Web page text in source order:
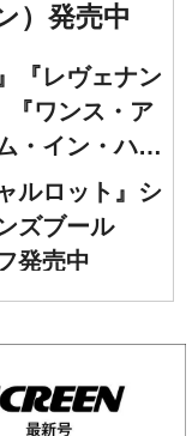
）発売中
『レヴェナン
『ワンス・ア
・イン・ハリ
ド・ディカプ
ラフ発売中
ルロット』シ
ンズブール
発売中